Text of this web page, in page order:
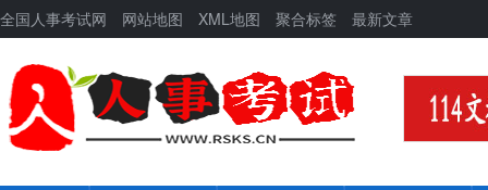
全国人事考试网 网站地图 XML地图 聚合标签 最新文章